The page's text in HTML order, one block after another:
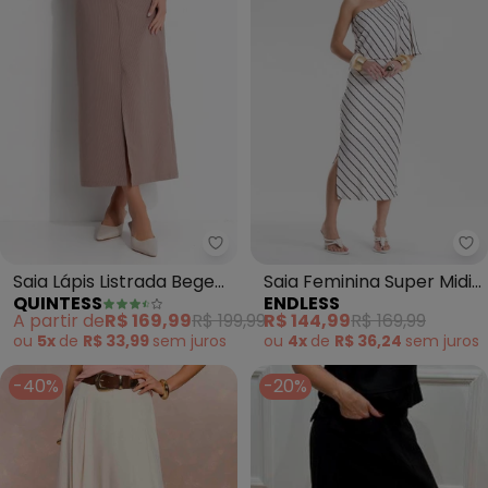
Quintess - Saia Lápis Listrada
Saia Lápis Listrada Bege
em Tecido de Alfaiataria
QUINTESS
A partir deR$ 169,99R$ 199,99
ou 5x de R$ 33,99 sem juros
Saia Feminina Super Midi
Viscolinho Lurex (Preto)
ENDLESS
R$ 144,99R$ 169,99
ou 4x de R$ 36,24 sem juros
-40% -20%